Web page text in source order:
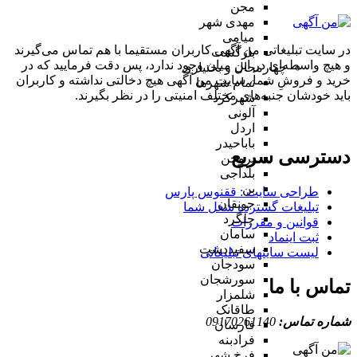
مجن
مهدی شهر
میامی
بازگشت
چهارمحال و بختیاری
تمام شهر‌ها
شهرکرد
آلونی
اردل
باباحیدر
بروجن
بلداجی
بن
جونقان
چلگرد
سامان
سفیددشت
سودجان
سورشجان
شلمزار
طاقانک
فارسان
فرادبنه
در سایت تبلیغاتی من آگهی کاربران مستقیما با هم تماس می‌گیرند
و هیچ واسطه‌ای در این میان وجود ندارد، پس دقت فرمایید که در
خرید و فروشِ شما، سایت من آگهی هیچ دخالتی نداشته و کاربران
باید خودشان جنبه‌های مختلف امنیتی را در نظر بگیرند.
دسترسی سریع
طراحی سایت :‌ ققنوس پارس
تبلیغات گسترده شغل شما
قوانین و مقررات
ثبت اینماد
لیست سایتهای تبلیغاتی
تماس با ما
شماره تماس: 09170261140